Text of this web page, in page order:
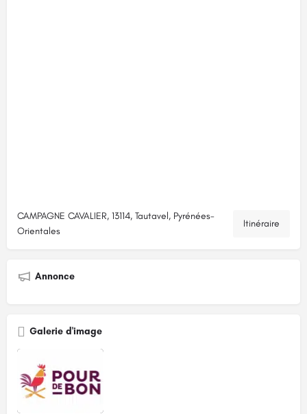
CAMPAGNE CAVALIER, 13114, Tautavel, Pyrénées-
Orientales
Itinéraire
Annonce
Galerie d'image